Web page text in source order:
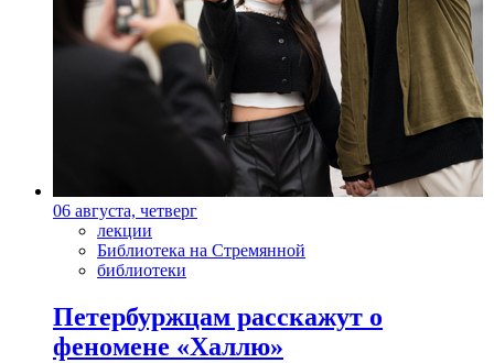
06 августа, четверг
лекции
Библиотека на Стремянной
библиотеки
Петербуржцам расскажут о
феномене «Халлю»